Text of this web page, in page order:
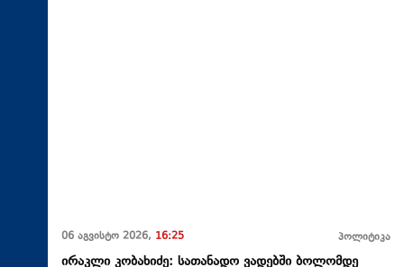
06 აგვისტო 2026, 16:25 პოლიტიკა
ირაკლი კობახიძე: სათანადო ვადებში ბოლომდე